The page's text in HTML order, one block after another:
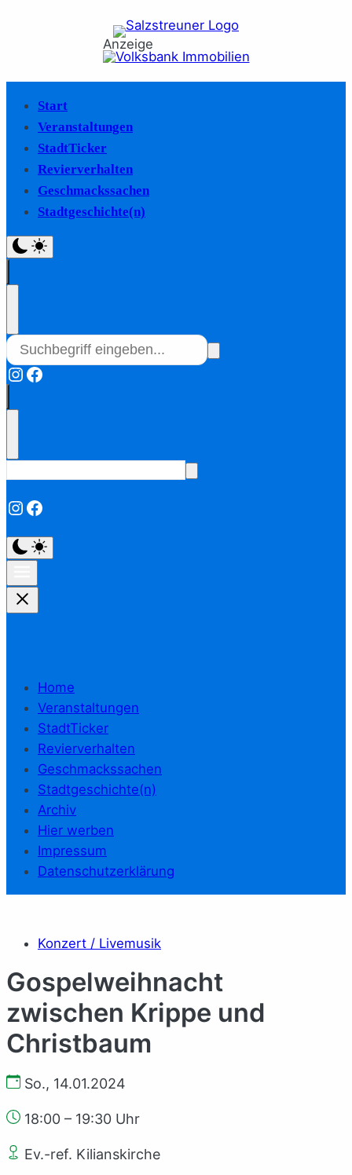
Anzeige
Start
Veranstaltungen
StadtTicker
Revierverhalten
Geschmackssachen
Stadtgeschichte(n)
Instagram
Facebook
Instagram
Facebook
Home
Veranstaltungen
StadtTicker
Revierverhalten
Geschmackssachen
Stadtgeschichte(n)
Archiv
Hier werben
Impressum
Datenschutzerklärung
Konzert / Livemusik
Gospelweihnacht
zwischen Krippe und
Christbaum
So., 14.01.2024
18:00 – 19:30 Uhr
Ev.-ref. Kilianskirche